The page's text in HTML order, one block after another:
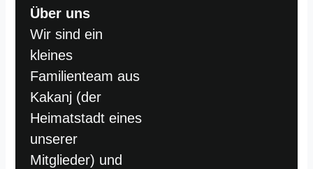
Über uns
Wir sind ein
kleines
Familienteam aus
Kakanj (der
Heimatstadt eines
unserer
Mitglieder) und